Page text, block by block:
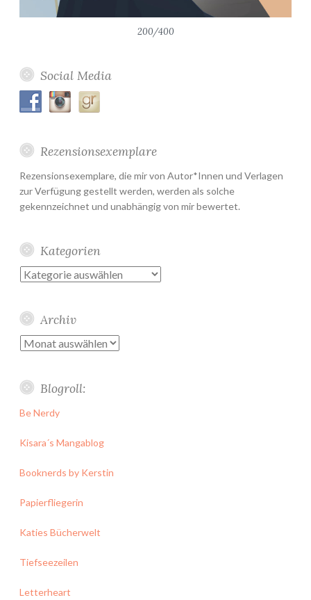
200/400
Social Media
Rezensionsexemplare
Rezensionsexemplare, die mir von Autor*Innen und Verlagen
zur Verfügung gestellt werden, werden als solche
gekennzeichnet und unabhängig von mir bewertet.
Kategorien
Kategorien
Archiv
Archiv
Blogroll:
Be Nerdy
Kisara´s Mangablog
Booknerds by Kerstin
Papierfliegerin
Katies Bücherwelt
Tiefseezeilen
Letterheart